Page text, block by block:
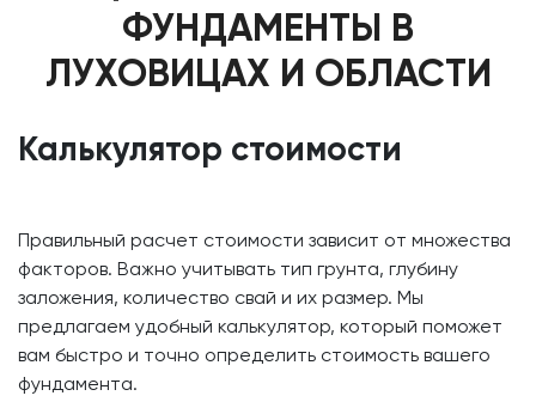
ФУНДАМЕНТЫ В
ЛУХОВИЦАХ И ОБЛАСТИ
Калькулятор стоимости
Правильный расчет стоимости зависит от множества
факторов. Важно учитывать тип грунта, глубину
заложения, количество свай и их размер. Мы
предлагаем удобный калькулятор, который поможет
вам быстро и точно определить стоимость вашего
фундамента.